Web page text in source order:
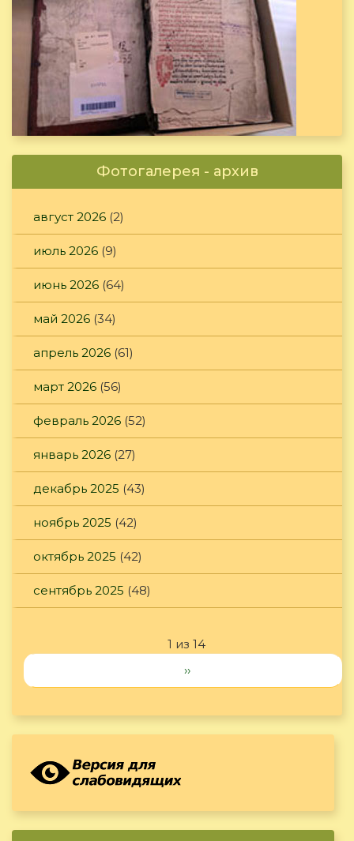
Фотогалерея - архив
август 2026 (2)
июль 2026 (9)
июнь 2026 (64)
май 2026 (34)
апрель 2026 (61)
март 2026 (56)
февраль 2026 (52)
январь 2026 (27)
декабрь 2025 (43)
ноябрь 2025 (42)
октябрь 2025 (42)
сентябрь 2025 (48)
1 из 14
››